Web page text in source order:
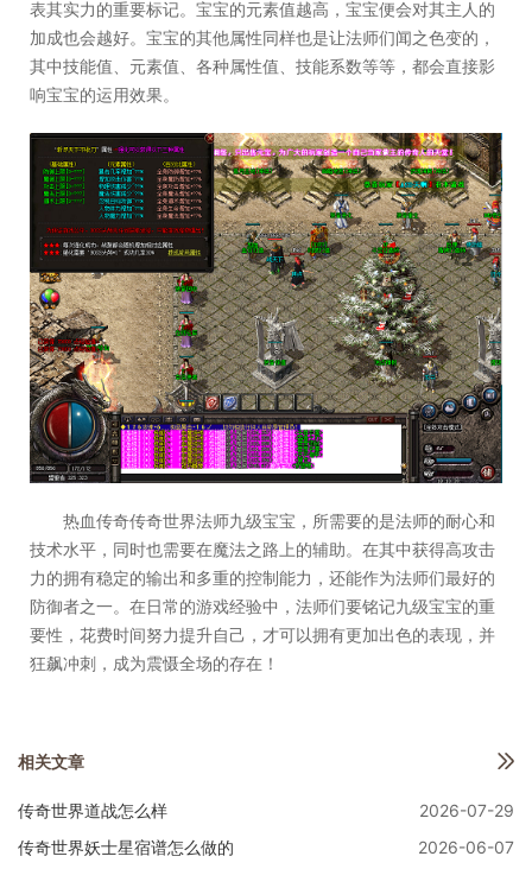
表其实力的重要标记。宝宝的元素值越高，宝宝便会对其主人的
加成也会越好。宝宝的其他属性同样也是让法师们闻之色变的，
其中技能值、元素值、各种属性值、技能系数等等，都会直接影
响宝宝的运用效果。
热血传奇传奇世界法师九级宝宝，所需要的是法师的耐心和
技术水平，同时也需要在魔法之路上的辅助。在其中获得高攻击
力的拥有稳定的输出和多重的控制能力，还能作为法师们最好的
防御者之一。在日常的游戏经验中，法师们要铭记九级宝宝的重
要性，花费时间努力提升自己，才可以拥有更加出色的表现，并
狂飙冲刺，成为震慑全场的存在！
相关文章
传奇世界道战怎么样
2026-07-29
传奇世界妖士星宿谱怎么做的
2026-06-07